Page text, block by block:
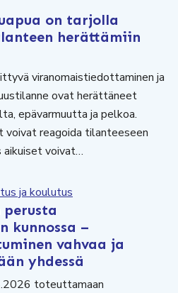
on tarjolla
herättämiin
viranomaistiedottaminen ja
ovat herättäneet
epävarmuutta ja pelkoa.
voivat reagoida tilanteeseen
aikuiset voivat…
ja koulutus
kunnossa –
vahvaa ja
yhdessä
toteuttamaan